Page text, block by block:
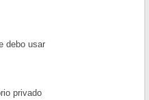
debo usar
privado